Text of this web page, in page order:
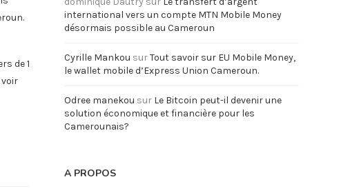
de 1
international vers un compte MTN Mobile Money
désormais possible au Cameroun
Cyrille Mankou surTout savoir sur EU Mobile Money,
le wallet mobile d’Express Union Cameroun.
Odree manekou sur Le Bitcoin peut-il devenir une
solution économique et financière pour les
Camerounais?
A PROPOS